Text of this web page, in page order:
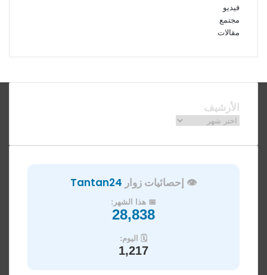
فيديو
مجتمع
مقالات
الأرشيف
الأرشيف
👁️ إحصائيات زوار Tantan24
📅 هذا الشهر:
28,838
🗓️ اليوم:
1,217